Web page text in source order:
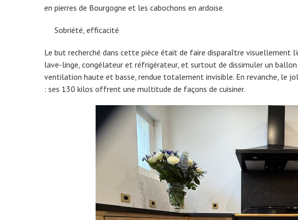
en pierres de Bourgogne et les cabochons en ardoise.
Sobriété, efficacité
Le but recherché dans cette pièce était de faire disparaître visuellement
lave-linge, congélateur et réfrigérateur, et surtout de dissimuler un ballon
ventilation haute et basse, rendue totalement invisible. En revanche, le
: ses 130 kilos offrent une multitude de façons de cuisiner.